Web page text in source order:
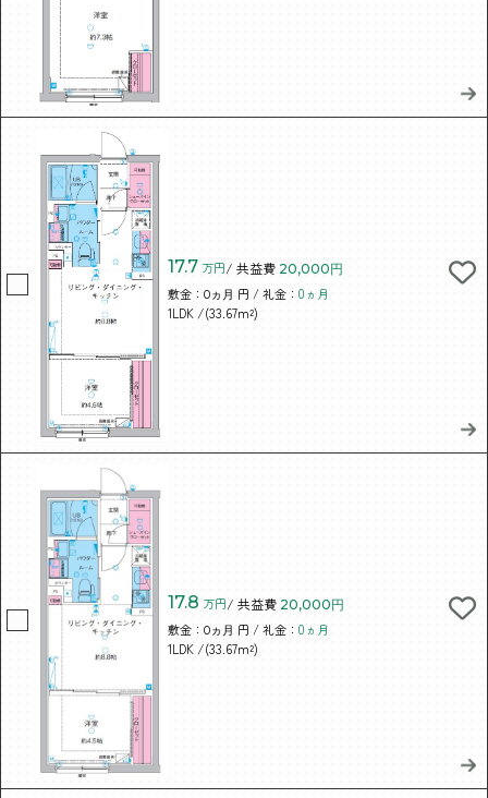
17.7 万円/ 共益費 20,000円
敷金：0ヵ月 円 / 礼金：0ヵ月
1LDK /(33.67m²)
17.8 万円/ 共益費 20,000円
敷金：0ヵ月 円 / 礼金：0ヵ月
1LDK /(33.67m²)